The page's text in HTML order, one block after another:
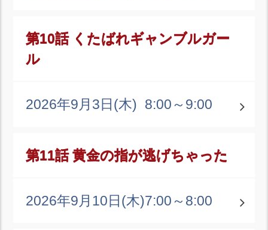
第10話 くたばれギャンブルガー
ル
2026年9月3日(木) 8:00～9:00
第11話 黄金の指が逃げちゃった
2026年9月10日(木)7:00～8:00